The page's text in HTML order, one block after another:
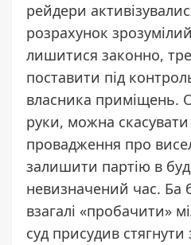
рейдери
розрахунок
лишитися законно,
поставити під
власника приміщень.
руки, можна
провадження про
залишити партію в
невизначений час. Ба
взагалі «пробачити»
суд присудив